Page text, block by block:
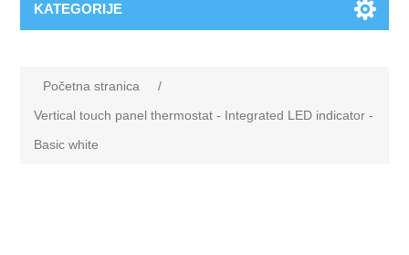
KATEGORIJE
Početna stranica
/
Vertical touch panel thermostat - Integrated LED indicator -
Basic white